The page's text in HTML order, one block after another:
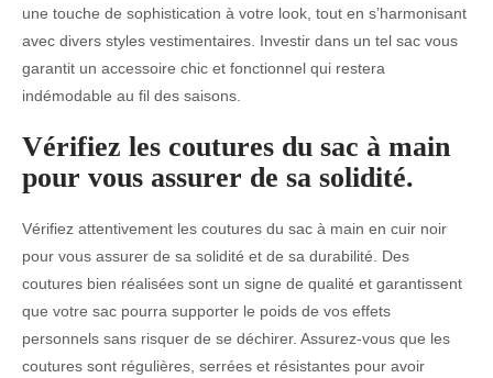
une touche de sophistication à votre look, tout en s’harmonisant
avec divers styles vestimentaires. Investir dans un tel sac vous
garantit un accessoire chic et fonctionnel qui restera
indémodable au fil des saisons.
Vérifiez les coutures du sac à main
pour vous assurer de sa solidité.
Vérifiez attentivement les coutures du sac à main en cuir noir
pour vous assurer de sa solidité et de sa durabilité. Des
coutures bien réalisées sont un signe de qualité et garantissent
que votre sac pourra supporter le poids de vos effets
personnels sans risquer de se déchirer. Assurez-vous que les
coutures sont régulières, serrées et résistantes pour avoir